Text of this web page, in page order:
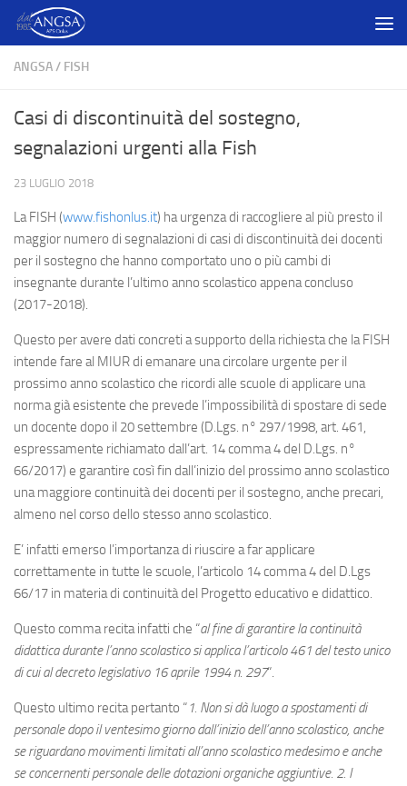
Salta al contenuto
ANGSA/ FISH
Casi di discontinuità del sostegno,
segnalazioni urgenti alla Fish
23 LUGLIO 2018
La FISH (www.fishonlus.it) ha urgenza di raccogliere al più presto il
maggior numero di segnalazioni di casi di discontinuità dei docenti
per il sostegno che hanno comportato uno o più cambi di
insegnante durante l’ultimo anno scolastico appena concluso
(2017-2018).
Questo per avere dati concreti a supporto della richiesta che la FISH
intende fare al MIUR di emanare una circolare urgente per il
prossimo anno scolastico che ricordi alle scuole di applicare una
norma già esistente che prevede l’impossibilità di spostare di sede
un docente dopo il 20 settembre (D.Lgs. n° 297/1998, art. 461,
espressamente richiamato dall’art. 14 comma 4 del D.Lgs. n°
66/2017) e garantire così fin dall’inizio del prossimo anno scolastico
una maggiore continuità dei docenti per il sostegno, anche precari,
almeno nel corso dello stesso anno scolastico.
E’ infatti emerso l’importanza di riuscire a far applicare
correttamente in tutte le scuole, l’articolo 14 comma 4 del D.Lgs
66/17 in materia di continuità del Progetto educativo e didattico.
Questo comma recita infatti che “al fine di garantire la continuità
didattica durante l’anno scolastico si applica l’articolo 461 del testo unico
di cui al decreto legislativo 16 aprile 1994 n. 297“.
Questo ultimo recita pertanto “1. Non si dà luogo a spostamenti di
personale dopo il ventesimo giorno dall’inizio dell’anno scolastico, anche
se riguardano movimenti limitati all’anno scolastico medesimo e anche
se concernenti personale delle dotazioni organiche aggiuntive. 2. I